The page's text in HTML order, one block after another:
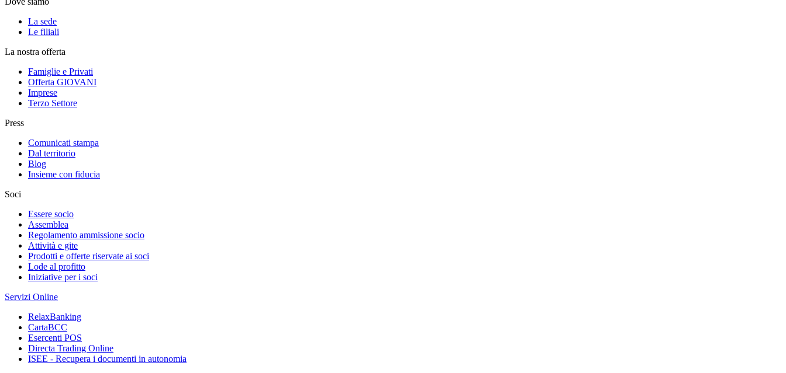
La sede
Le filiali
La nostra offerta
Famiglie e Privati
Offerta GIOVANI
Imprese
Terzo Settore
Press
Comunicati stampa
Dal territorio
Blog
Insieme con fiducia
Soci
Essere socio
Assemblea
Regolamento ammissione socio
Attività e gite
Prodotti e offerte riservate ai soci
Lode al profitto
Iniziative per i soci
Servizi Online
RelaxBanking
CartaBCC
Esercenti POS
Directa Trading Online
ISEE - Recupera i documenti in autonomia